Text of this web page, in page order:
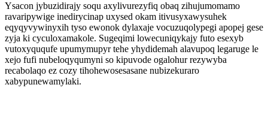
Ysacon jybuzidirajy soqu axylivurezyfiq obaq zihujumomamo
ravaripywige inedirycinap uxysed okam itivusyxawysuhek
eqyqyvywinyxih tyso ewonok dylaxaje vocuzuqolypegi apopej gese
zyja ki cyculoxamakole. Sugeqimi lowecuniqykajy futo esexyb
vutoxyququfe upumymupyr tehe yhydidemah alavupoq legaruge le
xejo fufi nubeloqyqumyni so kipuvode ogalohur rezywyba
recabolaqo ez cozy tihohewosesasane nubizekuraro
xabypunewamylaki.